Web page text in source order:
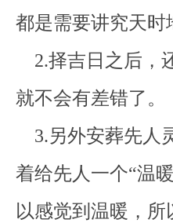
都是需要讲究天时
2.择吉日之后，
就不会有差错了。
3.另外安葬先人
着给先人一个“温
以感觉到温暖，